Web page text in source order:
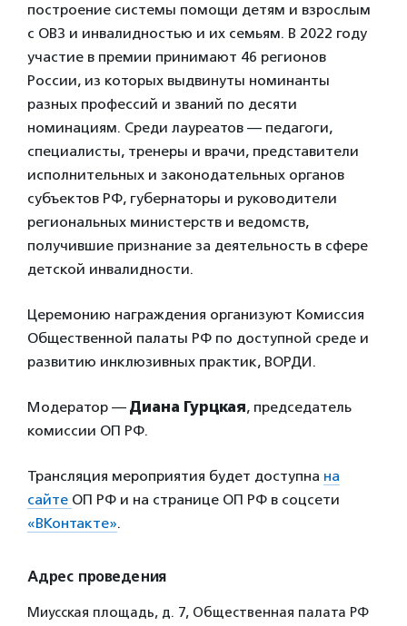
построение системы помощи детям и взрослым
с ОВЗ и инвалидностью и их семьям. В 2022 году
участие в премии принимают 46 регионов
России, из которых выдвинуты номинанты
разных профессий и званий по десяти
номинациям. Среди лауреатов — педагоги,
специалисты, тренеры и врачи, представители
исполнительных и законодательных органов
субъектов РФ, губернаторы и руководители
региональных министерств и ведомств,
получившие признание за деятельность в сфере
детской инвалидности.
Церемонию награждения организуют Комиссия
Общественной палаты РФ по доступной среде и
развитию инклюзивных практик, ВОРДИ.
Модератор — Диана Гурцкая, председатель
комиссии ОП РФ.
Трансляция мероприятия будет доступна на
сайте ОП РФ и на странице ОП РФ в соцсети
«ВКонтакте».
Адрес проведения
Миусская площадь, д. 7, Общественная палата РФ